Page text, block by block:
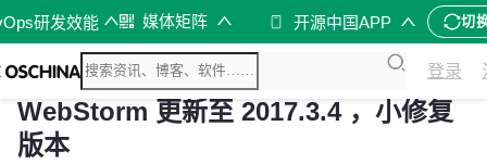
研发效能 媒体矩阵 开源中国APP 切
登录
WebStorm 更新至 2017.3.4 ，小修复
版本